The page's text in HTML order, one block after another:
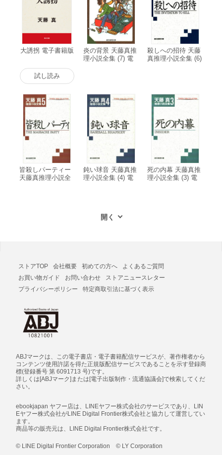
大誘拐 電子書籍版
試し読み
炎の背景 天藤真推
理小説全集 (7) 電
殺しへの招待 天藤
真推理小説全集 (6)
皆殺しパーティー
天藤真推理小説全
鈍い球音 天藤真推
理小説全集 (4) 電
死の内幕 天藤真推
理小説全集 (3) 電
ストアTOP 会社概要 初めての方へ
よくあるご質問
お買い物ガイド
お問い合わせ
ストアニュースレター
プライバシーポリシー
特定商取引法に基づく表示
ABJマークは、この電子書店・電子書籍配信サービスが、著作権者から
コンテンツ使用許諾を得た正規版配信サービスであることを示す登録商
標(登録番号 第 6091713 号)です。
詳しくは[ABJマーク]または[電子出版制作・流通協議会]で検索してくだ
さい。
ebookjapan ヤフー店は、LINEヤフー株式会社のサービスであり、LIN
Eヤフー株式会社がLINE Digital Frontier株式会社と協力して運営してい
ます。
商品等の販売元は、LINE Digital Frontier株式会社です。
© LINE Digital Frontier Corporation © LY Corporation